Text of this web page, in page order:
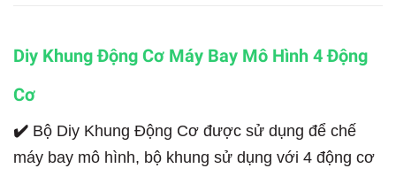
Diy Khung Động Cơ Máy Bay Mô Hình 4 Động
Cơ
✔️ Bộ Diy Khung Động Cơ được sử dụng để chế
máy bay mô hình, bộ khung sử dụng với 4 động cơ